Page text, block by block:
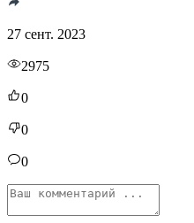
27 сент. 2023
2975
0
0
0